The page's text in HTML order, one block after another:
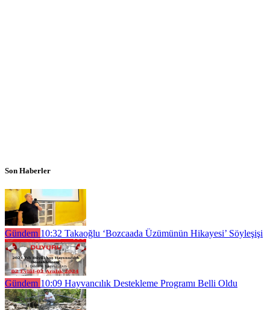
Son Haberler
Gündem 10:32 Takaoğlu ‘Bozcaada Üzümünün Hikayesi’ Söyleşişi
Gündem 10:09 Hayvancılık Destekleme Programı Belli Oldu